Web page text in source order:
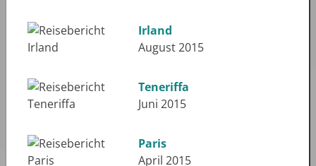
Irland
August 2015
Teneriffa
Juni 2015
Paris
April 2015